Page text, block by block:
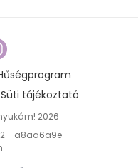
Süti tájékoztató
2026
- a8aa6a9e -